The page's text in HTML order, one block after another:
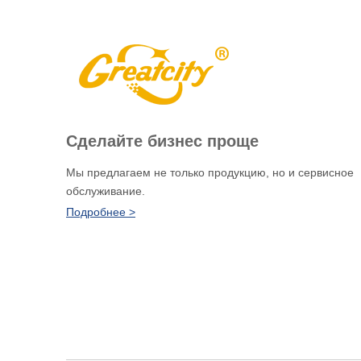
Сделайте бизнес проще
Мы предлагаем не только продукцию, но и сервисное
обслуживание.
Подробнее >